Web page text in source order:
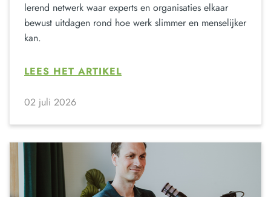
lerend netwerk waar experts en organisaties elkaar
bewust uitdagen rond hoe werk slimmer en menselijker
kan.
LEES HET ARTIKEL
02 juli 2026